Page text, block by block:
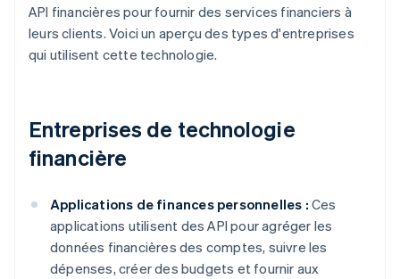
API financières pour fournir des services financiers à
leurs clients. Voici un aperçu des types d'entreprises
qui utilisent cette technologie.
Entreprises de technologie
financière
Applications de finances personnelles : Ces
applications utilisent des API pour agréger les
données financières des comptes, suivre les
dépenses, créer des budgets et fournir aux